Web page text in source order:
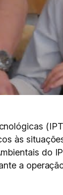
às
do
a